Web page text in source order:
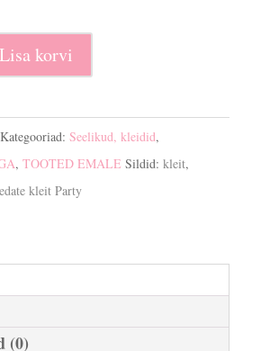
Lisa korvi
Kategooriad: Seelikud, kleidid,
, TOOTED EMALE Sildid: kleit,
kleit Party
(0)